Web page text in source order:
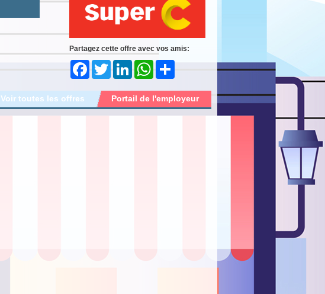
Partagez cette offre avec vos amis:
FacebookTwitter LinkedInWhatsApp
Portail de l'employeur
Voir toutes les offres